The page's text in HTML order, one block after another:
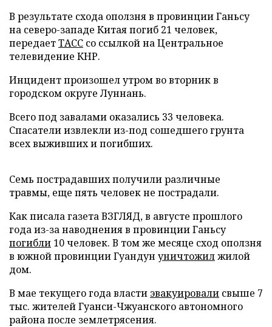
В результате схода оползня в провинции Ганьсу
на северо-западе Китая погиб 21 человек,
передаетТАСС со ссылкой на Центральное
телевидение КНР.
Инцидент произошел утром во вторник в
городском округе Луннань.
Всего под завалами оказались 33 человека.
Спасатели извлекли из-под сошедшего грунта
всех выживших и погибших.
Семь пострадавших получили различные
травмы, еще пять человек не пострадали.
Как писала газета ВЗГЛЯД, в августе прошлого
года из-за наводнения в провинции Ганьсу
погибли 10 человек. В том же месяце сход оползня
в южной провинции Гуандун уничтожилжилой
дом.
В мае текущего года власти эвакуировали свыше 7
тыс. жителей Гуанси-Чжуанского автономного
района после землетрясения.